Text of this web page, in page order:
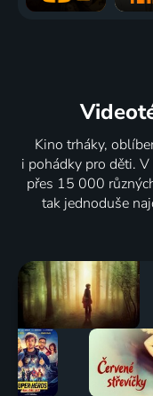
Kino trháky,
i pohádky pro děti.
přes 15 000
tak jednoduše